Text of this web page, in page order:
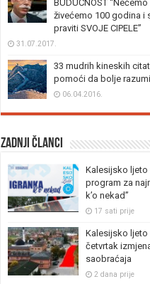
BUDUĆNOST
živećemo 100 godina i
praviti SVOJE CIPELE”
31.07.2017.
33 mudrih kineskih
pomoći da bolje
06.04.2016.
Zadnji članci
Kalesijsko ljeto
program za
k’o nekad”
17 sati prije
Kalesijsko ljeto
četvrtak
saobraćaja
2 dana prije